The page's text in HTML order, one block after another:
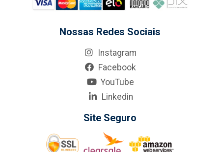
Nossas Redes Sociais
Instagram
Facebook
YouTube
Linkedin
Site Seguro